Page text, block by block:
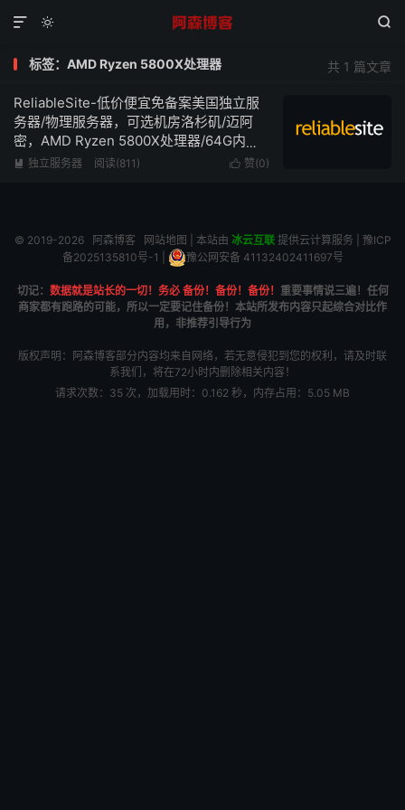
 

共 1 篇文章
标签：AMD Ryzen 5800X处理器
ReliableSite-低价便宜免备案美国独立服
务器/物理服务器，可选机房洛杉矶/迈阿
密，AMD Ryzen 5800X处理器/64G内
存/1Gbps带宽不限流量低至$79/月
 赞(0)
 独立服务器 阅读(811)
© 2019-2026 阿森博客 网站地图 | 本站由 冰云互联提供云计算服务 | 豫ICP
备2025135810号-1
豫公网安备 41132402411697号
切记： 数据就是站长的一切！务必 备份！备份！备份！ 重要事情说三遍！任何
商家都有跑路的可能，所以一定要记住备份！本站所发布内容只起综合对比作
用，非推荐引导行为
版权声明：阿森博客部分内容均来自网络，若无意侵犯到您的权利，请及时联
系我们，将在72小时内删除相关内容！
请求次数：35 次，加载用时：0.162 秒，内存占用：5.05 MB